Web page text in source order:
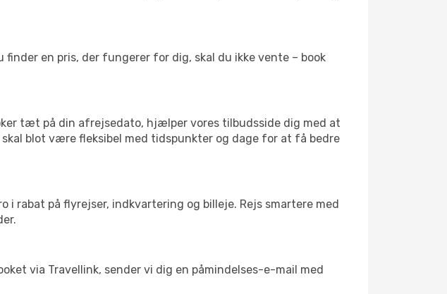
en pris, der fungerer for dig, skal du ikke vente – book
tæt på din afrejsedato, hjælper vores tilbudsside dig med at
blot være fleksibel med tidspunkter og dage for at få bedre
i rabat på flyrejser, indkvartering og billeje. Rejs smartere med
via Travellink, sender vi dig en påmindelses-e-mail med